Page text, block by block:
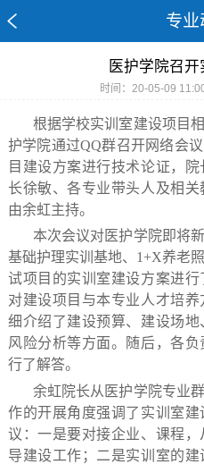
专业
医护学院召
时间：20-05-09
根据学校实训室建设项目
护学院通过QQ群召开网络会
目建设方案进行技术论证，
长徐敏、各专业带头人及相
由余虹主持。
本次会议对医护学院即将
基础护理实训基地、1+X养老
试项目的实训室建设方案进
对建设项目与本专业人才培
细介绍了建设预算、建设场
风险分析等方面。随后，各
行了解答。
余虹院长从医护学院专业
作的开展角度强调了实训室
议：一是要对接企业、课程
导建设工作；二是实训室的